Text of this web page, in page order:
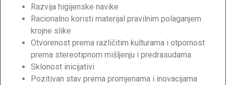
Razvija higijenske navike
Racionalno koristi materijal pravilnim polaganjem
krojne slike
Otvorenost prema različitim kulturama i otpornost
prema stereotipnom mišljenju i predrasudama
Sklonost inicijativi
Pozitivan stav prema promjenama i inovacijama